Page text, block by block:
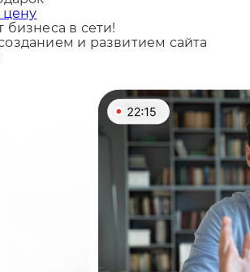
цену
бизнеса в сети!
и развитием сайта